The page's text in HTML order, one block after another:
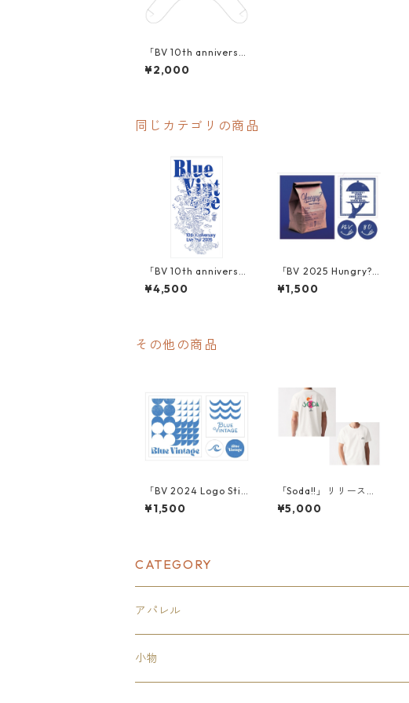
「BV 10th anniversa
ry SOCKS」
¥2,000
同じカテゴリの商品
「BV 10th anniversa
ry Beach towel」
¥4,500
「BV 2025 Hungry? S
ticker」
¥1,500
その他の商品
「BV 2024 Logo Stic
ker」
¥1,500
「Soda!!」リリース記
念T-shirt
¥5,000
CATEGORY
アパレル
トップス
小物